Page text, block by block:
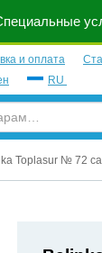
и оплата
RU
Toplasur № 72